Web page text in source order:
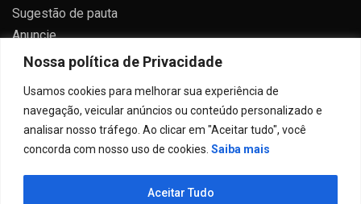
Nossa política de Privacidade
Usamos cookies para melhorar sua experiência de
navegação, veicular anúncios ou conteúdo personalizado e
analisar nosso tráfego. Ao clicar em "Aceitar tudo", você
concorda com nosso uso de cookies. Saiba mais
Aceitar Tudo
Sugestão de pauta
Anuncie
Contato
Todos direitos reservados 2024.